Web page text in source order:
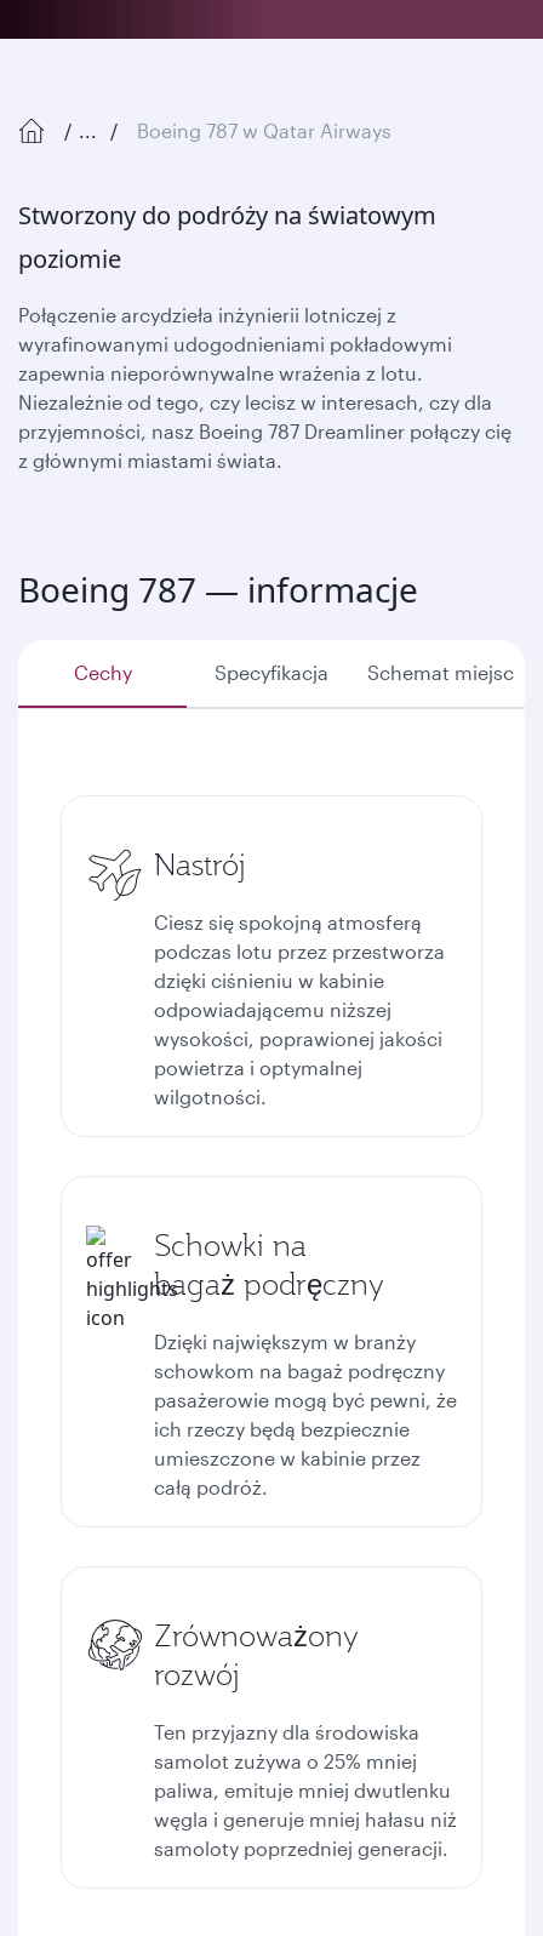
... Boeing 787 w Qatar Airways
Stworzony do podróży na światowym
poziomie
Połączenie arcydzieła inżynierii lotniczej z
wyrafinowanymi udogodnieniami pokładowymi
zapewnia nieporównywalne wrażenia z lotu.
Niezależnie od tego, czy lecisz w interesach, czy dla
przyjemności, nasz Boeing 787 Dreamliner połączy cię
z głównymi miastami świata.
Boeing 787 — informacje
Cechy Specyfikacja Schemat miejsc
Nastrój
Ciesz się spokojną atmosferą
podczas lotu przez przestworza
dzięki ciśnieniu w kabinie
odpowiadającemu niższej
wysokości, poprawionej jakości
powietrza i optymalnej
wilgotności.
Schowki na
bagaż podręczny
Dzięki największym w branży
schowkom na bagaż podręczny
pasażerowie mogą być pewni, że
ich rzeczy będą bezpiecznie
umieszczone w kabinie przez
całą podróż.
Zrównoważony
rozwój
Ten przyjazny dla środowiska
samolot zużywa o 25% mniej
paliwa, emituje mniej dwutlenku
węgla i generuje mniej hałasu niż
samoloty poprzedniej generacji.